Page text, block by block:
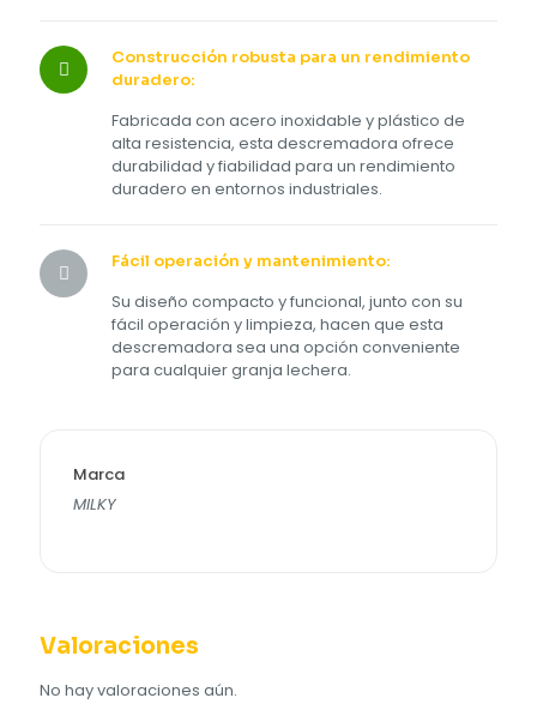
Construcción robusta para un rendimiento
duradero:
Fabricada con acero inoxidable y plástico de
alta resistencia, esta descremadora ofrece
durabilidad y fiabilidad para un rendimiento
duradero en entornos industriales.
Fácil operación y mantenimiento:
Su diseño compacto y funcional, junto con su
fácil operación y limpieza, hacen que esta
descremadora sea una opción conveniente
para cualquier granja lechera.
Marca
MILKY
Valoraciones
No hay valoraciones aún.